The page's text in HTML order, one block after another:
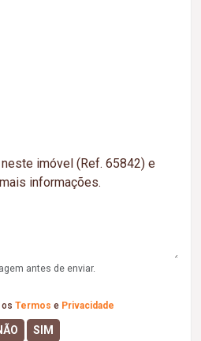
antes de enviar.
Termos e Privacidade